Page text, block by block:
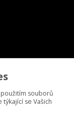
použitím souborů
se Vašich